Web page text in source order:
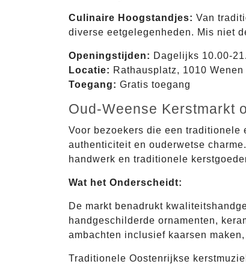
Culinaire Hoogstandjes: Van
diverse eetgelegenheden. Mis niet
Openingstijden: Dagelijks 10.00-
Locatie: Rathausplatz, 1010 Wenen
Toegang: Gratis toegang
Oud-Weense Kerstmarkt
Voor bezoekers die een traditionele
authenticiteit en ouderwetse
handwerk en traditionele
Wat het Onderscheidt:
De markt benadrukt
handgeschilderde ornamenten,
ambachten inclusief kaarsen
Traditionele Oostenrijkse